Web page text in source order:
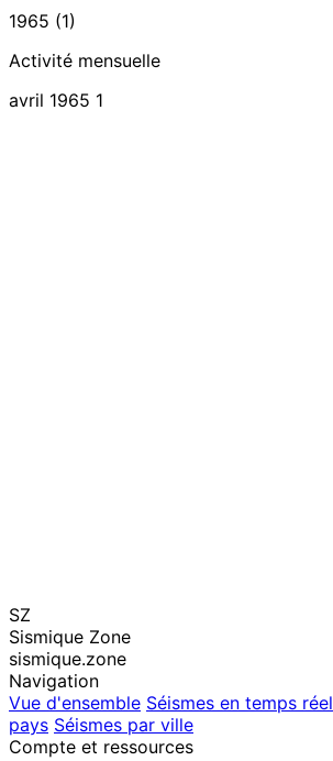
1965 (1)
Activité mensuelle
avril 1965 1
SZ
Sismique Zone
sismique.zone
Navigation
Vue d'ensemble Séismes en temps réel
pays Séismes par ville
Compte et ressources